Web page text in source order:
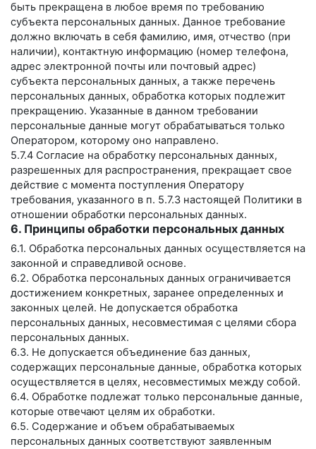
быть прекращена в любое время по требованию
субъекта персональных данных. Данное требование
должно включать в себя фамилию, имя, отчество (при
наличии), контактную информацию (номер телефона,
адрес электронной почты или почтовый адрес)
субъекта персональных данных, а также перечень
персональных данных, обработка которых подлежит
прекращению. Указанные в данном требовании
персональные данные могут обрабатываться только
Оператором, которому оно направлено.
5.7.4 Согласие на обработку персональных данных,
разрешенных для распространения, прекращает свое
действие с момента поступления Оператору
требования, указанного в п. 5.7.3 настоящей Политики в
отношении обработки персональных данных.
6. Принципы обработки персональных данных
6.1. Обработка персональных данных осуществляется на
законной и справедливой основе.
6.2. Обработка персональных данных ограничивается
достижением конкретных, заранее определенных и
законных целей. Не допускается обработка
персональных данных, несовместимая с целями сбора
персональных данных.
6.3. Не допускается объединение баз данных,
содержащих персональные данные, обработка которых
осуществляется в целях, несовместимых между собой.
6.4. Обработке подлежат только персональные данные,
которые отвечают целям их обработки.
6.5. Содержание и объем обрабатываемых
персональных данных соответствуют заявленным